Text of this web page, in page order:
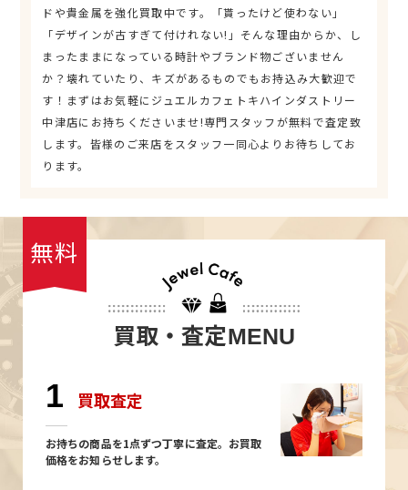
ドや貴金属を強化買取中です。「貰ったけど使わない」
「デザインが古すぎて付けれない!」そんな理由からか、し
まったままになっている時計やブランド物ございません
か？壊れていたり、キズがあるものでもお持込み大歓迎で
す！まずはお気軽にジュエルカフェトキハインダストリー
中津店にお持ちくださいませ!専門スタッフが無料で査定致
します。皆様のご来店をスタッフ一同心よりお待ちしてお
ります。
無料
買取・査定MENU
1 買取査定
お持ちの商品を1点ずつ丁寧に査定。お買取
価格をお知らせします。